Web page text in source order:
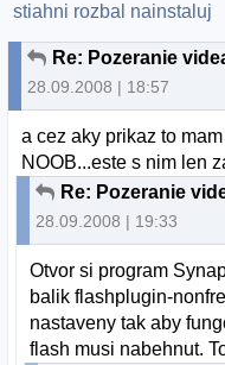
stiahni rozbal nainstaluj
28.09.2008 | 18:57
a cez aky prikaz to
NOOB...este s nim len
28.09.2008 | 19:33
Otvor si program
balik flashplugin-
nastaveny tak aby
flash musi nabehnut.